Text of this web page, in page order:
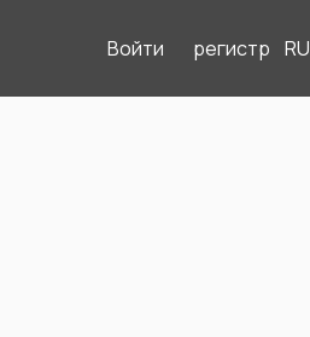
Войти регистр RU